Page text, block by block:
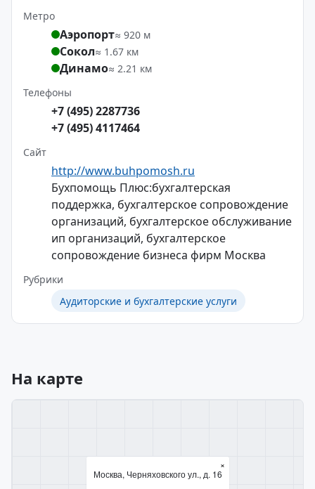
Метро
Аэропорт≈ 920 м
Сокол≈ 1.67 км
Динамо≈ 2.21 км
Телефоны
+7 (495) 2287736
+7 (495) 4117464
Сайт
http://www.buhpomosh.ru
Бухпомощь Плюс:бухгалтерская
поддержка, бухгалтерское сопровождение
организаций, бухгалтерское обслуживание
ип организаций, бухгалтерское
сопровождение бизнеса фирм Москва
Рубрики
Аудиторские и бухгалтерские услуги
На карте
Москва, Черняховского ул., д. 16
×